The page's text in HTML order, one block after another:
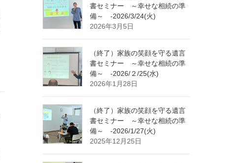
書セミナー ～幸せな相続の準
備～ -2026/3/24(火)
2026年3月5日
（終了）家族の笑顔を守る遺言
書セミナー ～幸せな相続の準
備～ -2026/２/25(水)
2026年1月28日
（終了）家族の笑顔を守る遺言
書セミナー ～幸せな相続の準
備～ -2026/1/27(火)
2025年12月25日